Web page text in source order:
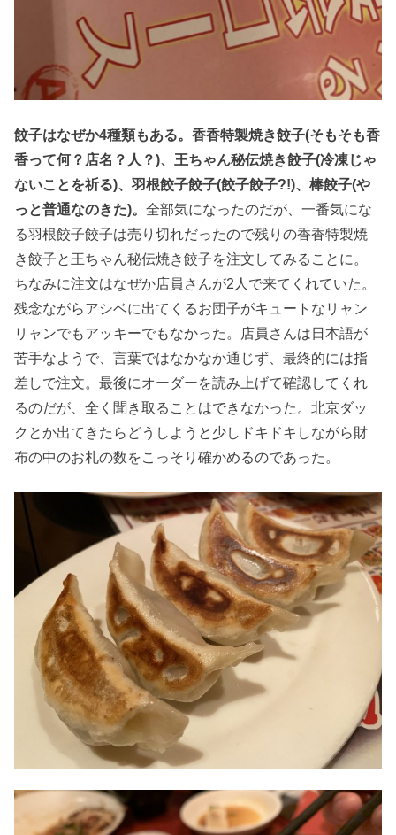
餃子はなぜか4種類もある。香香特製焼き餃子(そもそも香
香って何？店名？人？)、王ちゃん秘伝焼き餃子(冷凍じゃ
ないことを祈る)、羽根餃子餃子(餃子餃子?!)、棒餃子(や
っと普通なのきた)。全部気になったのだが、一番気にな
る羽根餃子餃子は売り切れだったので残りの香香特製焼
き餃子と王ちゃん秘伝焼き餃子を注文してみることに。
ちなみに注文はなぜか店員さんが2人で来てくれていた。
残念ながらアシベに出てくるお団子がキュートなリャン
リャンでもアッキーでもなかった。店員さんは日本語が
苦手なようで、言葉ではなかなか通じず、最終的には指
差しで注文。最後にオーダーを読み上げて確認してくれ
るのだが、全く聞き取ることはできなかった。北京ダッ
クとか出てきたらどうしようと少しドキドキしながら財
布の中のお札の数をこっそり確かめるのであった。